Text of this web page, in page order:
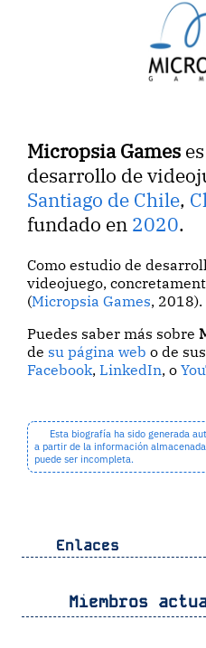
Micropsia Games
desarrollo de
Santiago de Chile,
fundado en 2020.
Como estudio de
videojuego,
(Micropsia Games, 2018).
Puedes saber más sobre
de su página web o de
Facebook,LinkedIn, o
Esta biografía ha sido generada
a partir de la información
puede ser incompleta.
Enlaces
Miembros